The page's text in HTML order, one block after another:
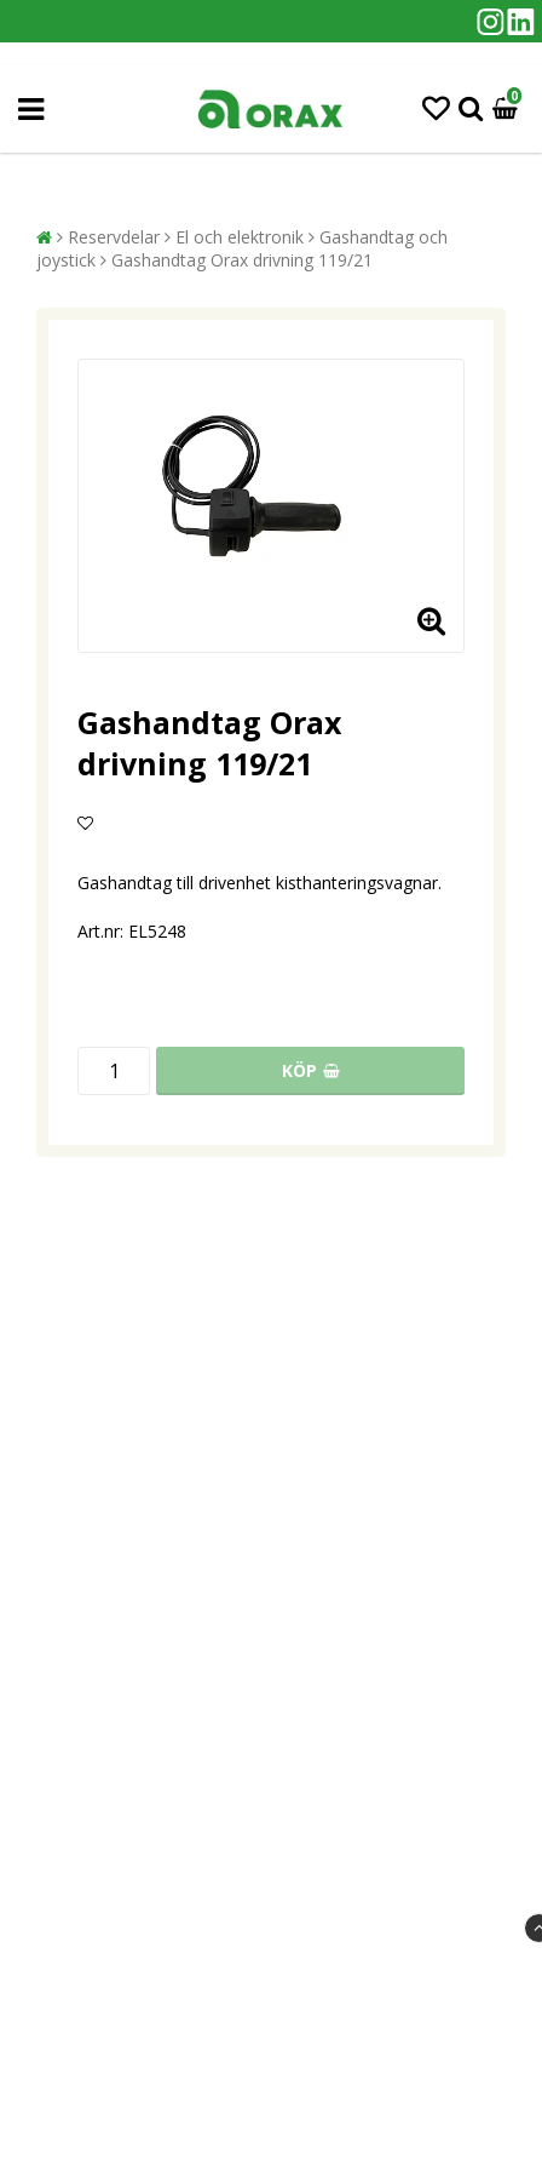
0
Reservdelar El och elektronik
Gashandtag och
joystick
Gashandtag Orax drivning 119/21
Gashandtag Orax
drivning 119/21
Gashandtag till drivenhet kisthanteringsvagnar.
Art.nr: EL5248
KÖP